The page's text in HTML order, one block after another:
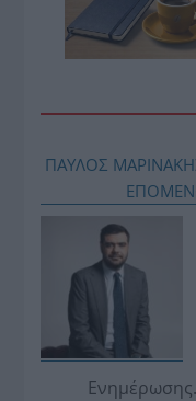
ΠΑΥΛΟΣ